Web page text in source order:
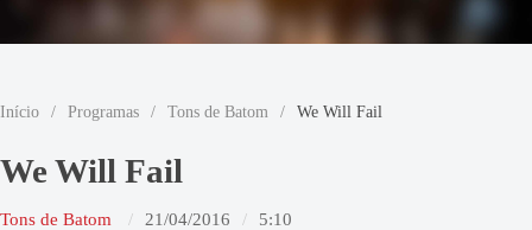
Início / Programas / Tons de Batom / We Will Fail
We Will Fail
Tons de Batom 21/04/2016 5:10